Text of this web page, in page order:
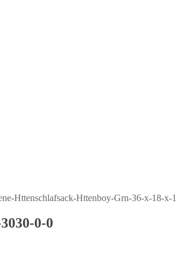
Httenschlafsack-Httenboy-Grn-36-x-18-x-
0-0